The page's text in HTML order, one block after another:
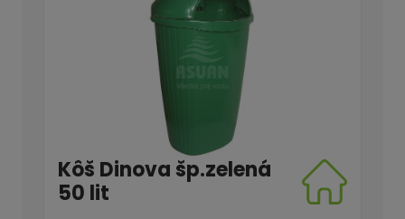
Kôš Dinova šp.zelená
50 lit